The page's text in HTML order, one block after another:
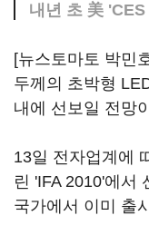
내년 초 美
[뉴스토마토 박민
두께의 초박형
내에 선보일 전망
13일 전자업계에
린 'IFA 2010'에서
국가에서 이미 출